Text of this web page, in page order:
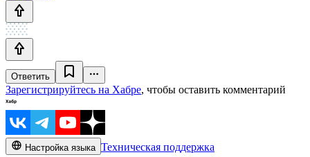
Ответить
Зарегистрируйтесь на Хабре, чтобы оставить комментарий
Настройка языка Техническая поддержка